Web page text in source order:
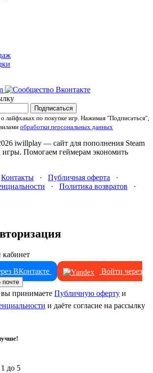
Подписаться
по покупке игр. Нажимая "Подписаться",
обработки персональных данных
iwillplay — сайт для пополнения Steam
игры. Помогаем геймерам экономить
Контакты · Публичная оферта ·
· Политика возвратов ·
ВКонтакте
Войти через
почте
принимаете Публичную оферту и
и даёте согласие на рассылку
до 5